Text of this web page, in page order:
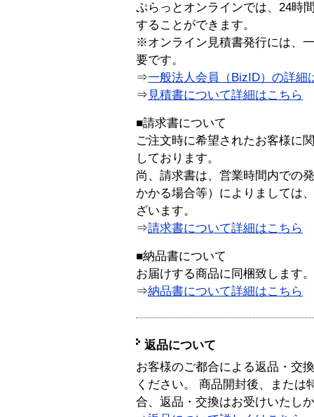
ぷらっとオンラインでは、24時
することができます。
※オンライン見積書発行には、
要です。
⇒一般法人会員（BizID）の詳細
⇒ 見積書について詳細はこちら
■請求書について
ご注文時に希望されたお客様に
しております。
尚、請求書は、営業時間内での
かかる場合等）によりましては
ざいます。
⇒請求書について詳細はこちら
■納品書について
お届けする商品に同梱致します。
⇒納品書について詳細はこちら
返品について
お客様のご都合による返品・交
ください。 商品開封後、または
合、返品・交換はお受けいたし